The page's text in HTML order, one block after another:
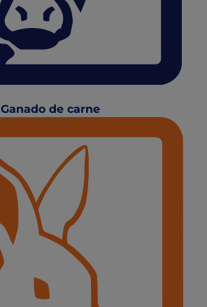
Ganado de carne